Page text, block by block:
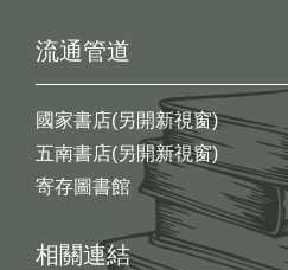
流通管道
國家書店(另開新視窗)
五南書店(另開新視窗)
寄存圖書館
相關連結